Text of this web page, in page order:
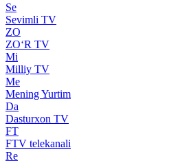
Se
Sevimli TV
ZO
ZO‘R TV
Mi
Milliy TV
Me
Mening Yurtim
Da
Dasturxon TV
FT
FTV telekanali
Re